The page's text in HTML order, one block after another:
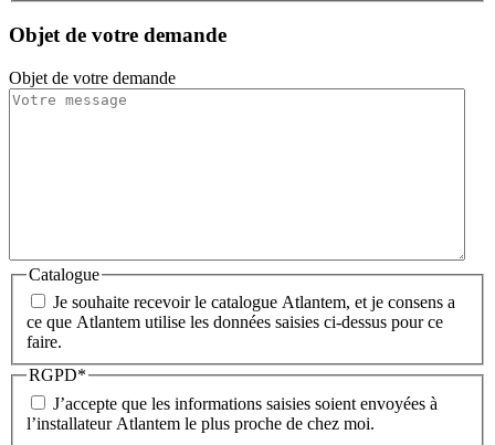
Objet de votre demande
Objet de votre demande
Catalogue
Je souhaite recevoir le catalogue Atlantem, et je consens a
ce que Atlantem utilise les données saisies ci-dessus pour ce
faire.
RGPD*
J’accepte que les informations saisies soient envoyées à
l’installateur Atlantem le plus proche de chez moi.